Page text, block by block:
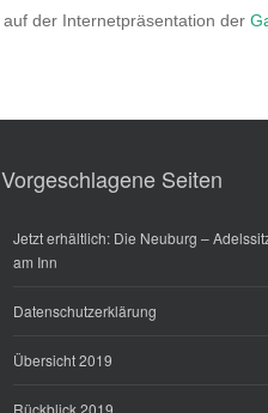
der Internetpräsentation der
Vorgeschlagene Seiten
Jetzt erhältlich: Die Neuburg –
am Inn
Datenschutzerklärung
Übersicht 2019
Rückblick 2019